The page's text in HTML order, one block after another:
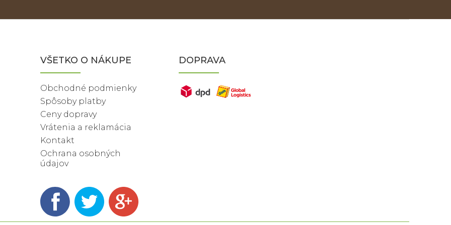
VŠETKO O NÁKUPE
Obchodné podmienky
Spôsoby platby
Ceny dopravy
Vrátenia a reklamácia
Kontakt
Ochrana osobných
údajov
DOPRAVA